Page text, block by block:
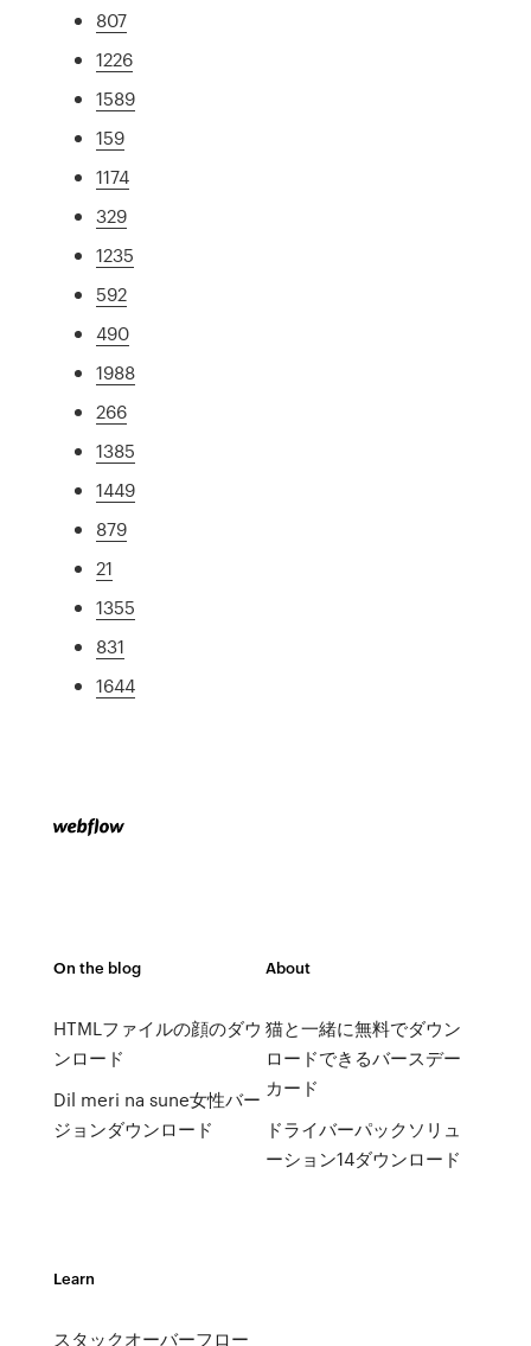
807
1226
1589
159
1174
329
1235
592
490
1988
266
1385
1449
879
21
1355
831
1644
On the blog
HTMLファイルの顔のダウ
ンロード
Dil meri na sune女性バー
ジョンダウンロード
About
猫と一緒に無料でダウン
ロードできるバースデー
カード
ドライバーパックソリュ
ーション14ダウンロード
Learn
スタックオーバーフロー